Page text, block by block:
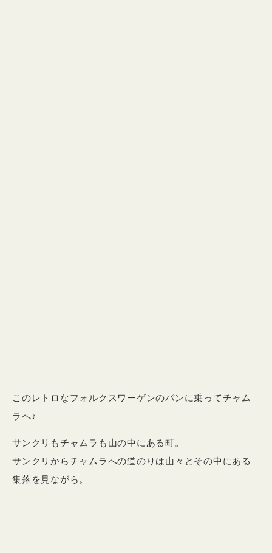
このレトロなフォルクスワーゲンのバンに乗ってチャム
ラへ♪
サンクリもチャムラも山の中にある町。
サンクリからチャムラへの道のりは山々とその中にある
集落を見ながら。